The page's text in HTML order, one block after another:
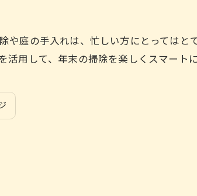
や庭の手入れは、忙しい方にとってはと
活用して、年末の掃除を楽しくスマート